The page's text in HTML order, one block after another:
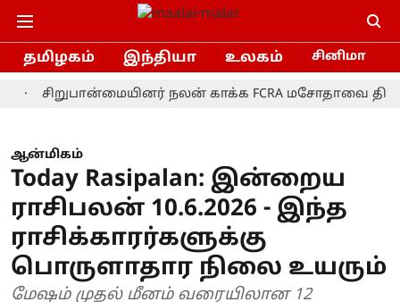
தமிழகம் இந்தியா உலகம் சினிமா
நலன் காக்க FCRA மசோதாவை
ஆன்மிகம்
Today Rasipalan: இன்றைய
ராசிபலன் 10.6.2026 - இந்த
ராசிக்காரர்களுக்கு
பொருளாதார நிலை உயரும்
மேஷம் முதல் மீனம் வரையிலான 12